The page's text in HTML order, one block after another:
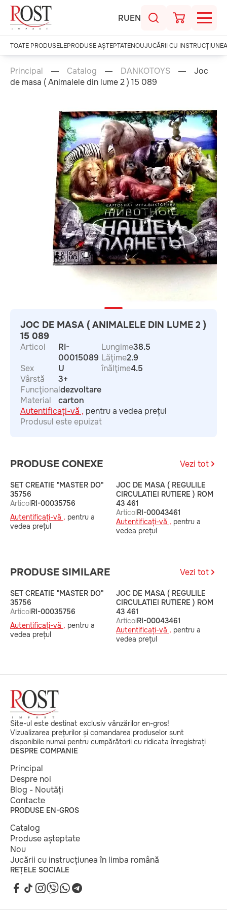
RUEN
TOATE PRODUSELEPRODUSE AȘTEPTATENOUJUCĂRII CU
Principal Catalog DANKOTOYS
Joc
de masa ( Animalele din lume 2 ) 15 089
JOC DE MASA ( ANIMALELE DIN LUME 2 )
15 089
Articol
RI-
00015089
Sex
U
Vârstă
3+
Funcţionaldezvoltare
Material
carton
Lungime38.5
Lăţime2.9
înălţime4.5
Autentificați-vă , pentru a vedea prețul
Produsul este epuizat
PRODUSE CONEXE Vezi tot
SET CREATIE "MASTER DO"
35756
ArticolRI-00035756
Autentificați-vă , pentru a
vedea prețul
JOC DE MASA ( REGULILE
CIRCULATIEI RUTIERE ) ROM
43 461
ArticolRI-00043461
Autentificați-vă , pentru a
vedea prețul
PRODUSE SIMILARE Vezi tot
SET CREATIE "MASTER DO"
35756
ArticolRI-00035756
Autentificați-vă , pentru a
vedea prețul
JOC DE MASA ( REGULILE
CIRCULATIEI RUTIERE ) ROM
43 461
ArticolRI-00043461
Autentificați-vă , pentru a
vedea prețul
Site-ul este destinat exclusiv vânzărilor en-gros!
Vizualizarea prețurilor și comandarea produselor sunt
disponibile numai pentru cumpărătorii cu ridicata înregistrați
DESPRE COMPANIE
Principal
Despre noi
Blog - Noutăți
Contacte
PRODUSE EN-GROS
Catalog
Produse așteptate
Nou
Jucării cu instrucțiunea în limba română
REȚELE SOCIALE